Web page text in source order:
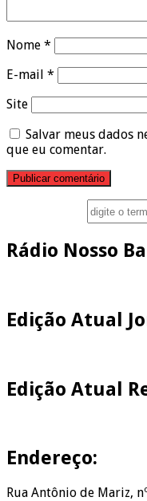
Nome *
E-mail *
Site
Salvar meus dados
que eu comentar.
Rádio Nosso
Edição Atual
Edição Atual
Endereço:
Rua Antônio de Mariz,